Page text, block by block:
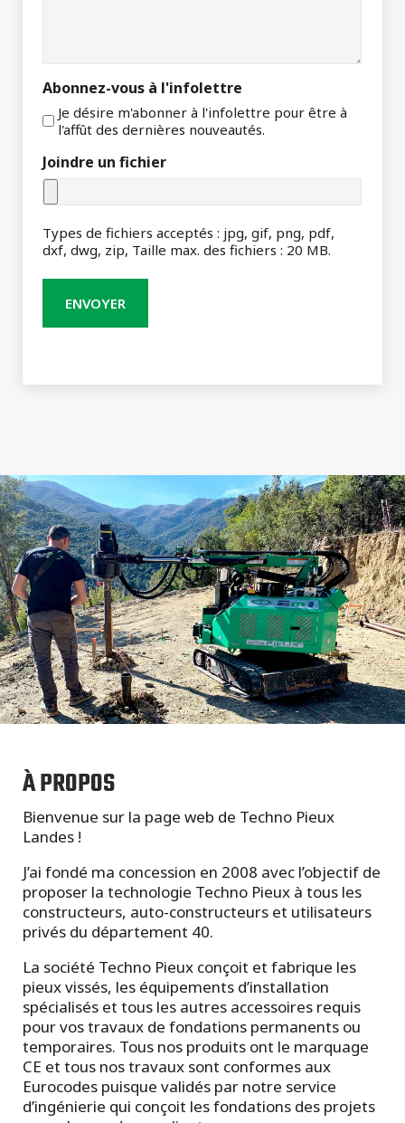
Abonnez-vous à l'infolettre
Je désire m'abonner à l'infolettre pour être à
l'affût des dernières nouveautés.
Joindre un fichier
Types de fichiers acceptés : jpg, gif, png, pdf,
dxf, dwg, zip, Taille max. des fichiers : 20 MB.
À PROPOS
Bienvenue sur la page web de Techno Pieux
Landes !
J’ai fondé ma concession en 2008 avec l’objectif de
proposer la technologie Techno Pieux à tous les
constructeurs, auto-constructeurs et utilisateurs
privés du département 40.
La société Techno Pieux conçoit et fabrique les
pieux vissés, les équipements d’installation
spécialisés et tous les autres accessoires requis
pour vos travaux de fondations permanents ou
temporaires. Tous nos produits ont le marquage
CE et tous nos travaux sont conformes aux
Eurocodes puisque validés par notre service
d’ingénierie qui conçoit les fondations des projets